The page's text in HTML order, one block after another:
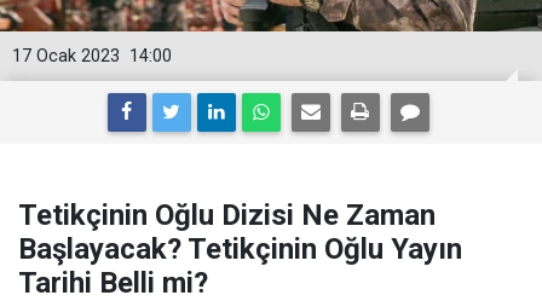
14:00
17 Ocak 2023
Tetikçinin Oğlu Dizisi Ne Zaman
Başlayacak? Tetikçinin Oğlu Yayın
Tarihi Belli mi?